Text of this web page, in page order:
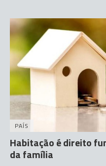
PAÍS
Habitação é direito
da família